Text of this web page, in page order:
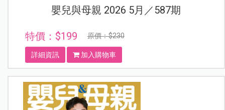
嬰兒與母親 2026 5月／587期
特價：$199 原價：$230
詳細資訊 加入購物車